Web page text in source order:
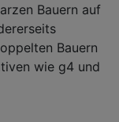
Bauern auf
Bauern
wie g4 und